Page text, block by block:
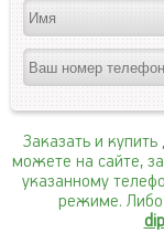
Заказать и
можете на сайте,
указанному
режиме. Либо